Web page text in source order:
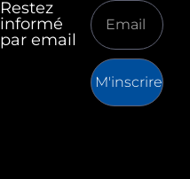
Restez
informé
par email
M'inscrire